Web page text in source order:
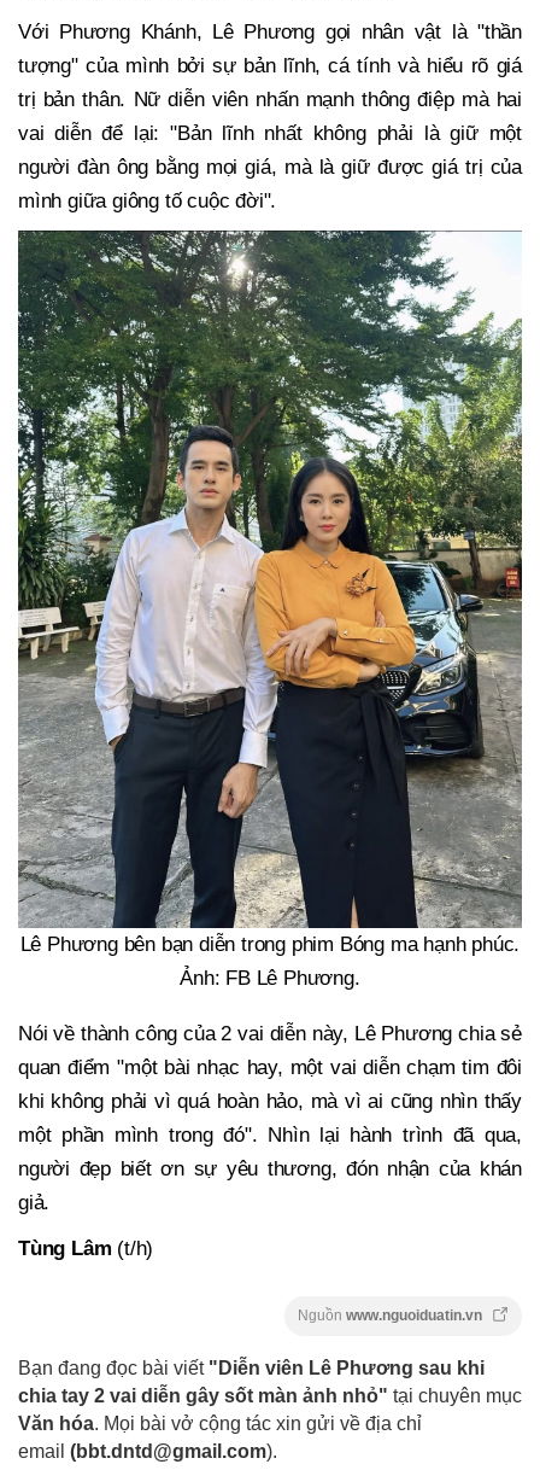
Với Phương Khánh, Lê Phương gọi nhân vật là "thần
tượng" của mình bởi sự bản lĩnh, cá tính và hiểu rõ giá
trị bản thân. Nữ diễn viên nhấn mạnh thông điệp mà hai
vai diễn để lại: "Bản lĩnh nhất không phải là giữ một
người đàn ông bằng mọi giá, mà là giữ được giá trị của
mình giữa giông tố cuộc đời".
Lê Phương bên bạn diễn trong phim Bóng ma hạnh phúc.
Ảnh: FB Lê Phương.
Nói về thành công của 2 vai diễn này, Lê Phương chia sẻ
quan điểm "một bài nhạc hay, một vai diễn chạm tim đôi
khi không phải vì quá hoàn hảo, mà vì ai cũng nhìn thấy
một phần mình trong đó". Nhìn lại hành trình đã qua,
người đẹp biết ơn sự yêu thương, đón nhận của khán
giả.
Tùng Lâm (t/h)
Nguồn www.nguoiduatin.vn
Bạn đang đọc bài viết "Diễn viên Lê Phương sau khi
chia tay 2 vai diễn gây sốt màn ảnh nhỏ" tại chuyên mục
Văn hóa. Mọi bài vở cộng tác xin gửi về địa chỉ
email (bbt.dntd@gmail.com).